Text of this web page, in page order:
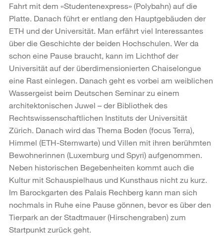
Fahrt mit dem «Studentenexpress» (Polybahn) auf die
Platte. Danach führt er entlang den Hauptgebäuden der
ETH und der Universität. Man erfährt viel Interessantes
über die Geschichte der beiden Hochschulen. Wer da
schon eine Pause braucht, kann im Lichthof der
Universität auf der überdimensionierten Chaiselongue
eine Rast einlegen. Danach geht es vorbei am weiblichen
Wassergeist beim Deutschen Seminar zu einem
architektonischen Juwel – der Bibliothek des
Rechtswissenschaftlichen Instituts der Universität
Zürich. Danach wird das Thema Boden (focus Terra),
Himmel (ETH-Sternwarte) und Villen mit ihren berühmten
Bewohnerinnen (Luxemburg und Spyri) aufgenommen.
Neben historischen Begebenheiten kommt auch die
Kultur mit Schauspielhaus und Kunsthaus nicht zu kurz.
Im Barockgarten des Palais Rechberg kann man sich
nochmals in Ruhe eine Pause gönnen, bevor es über den
Tierpark an der Stadtmauer (Hirschengraben) zum
Startpunkt zurück geht.